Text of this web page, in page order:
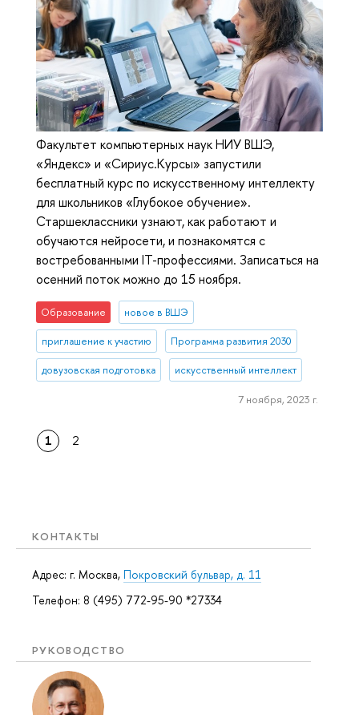
КОНТАКТЫ
Адрес: г. Москва, Покровский бульвар, д. 11
Телефон: 8 (495) 772-95-90 *27334
РУКОВОДСТВО
Факультет компьютерных наук НИУ ВШЭ,
«Яндекс» и «Сириус.Курсы» запустили
бесплатный курс по искусственному интеллекту
для школьников «Глубокое обучение».
Старшеклассники узнают, как работают и
обучаются нейросети, и познакомятся с
востребованными IT-профессиями. Записаться на
осенний поток можно до 15 ноября.
Образование новое в ВШЭ
приглашение к участию Программа развития 2030
довузовская подготовка искусственный интеллект
7 ноября, 2023 г.
1 2